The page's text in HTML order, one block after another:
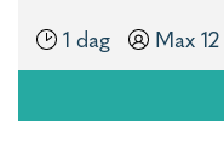
1 dag
Max